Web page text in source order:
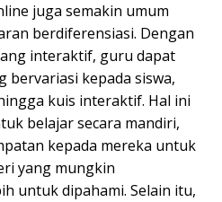
juga semakin umum
berdiferensiasi. Dengan
interaktif, guru dapat
bervariasi kepada siswa,
kuis interaktif. Hal ini
belajar secara mandiri,
kepada mereka untuk
yang mungkin
untuk dipahami. Selain itu,